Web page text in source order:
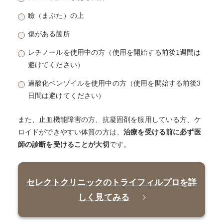
瞼（まぶた）の上
傷がある箇所
レチノールを使用中の方（使用を開始する前後1週間は
避けてください）
過酸化ベンゾイルを使用中の方（使用を開始する前後3
日間は避けてください）
また、止血機能障害の方、抗凝固剤を服用している方、ケ
ロイドができやすい体質の方は、治療を受ける前に必ず医
師の診断を受けることが大切です。
セレクトクリニックのトライフィルプロを詳
しく見てみる